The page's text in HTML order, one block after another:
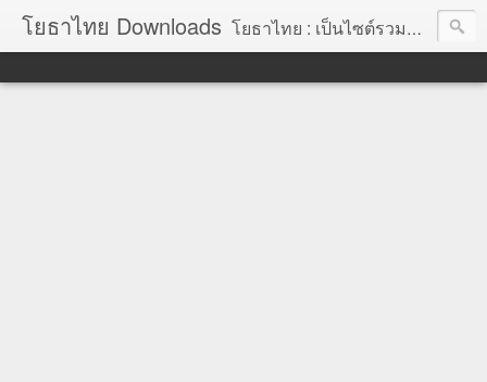
โยธาไทย Downloads โยธาไทย : เป็นไซต์รวมข้อมูลความรู้ สำหรับช่างโยธา นายช่างโยธา วิศวกรโยธา ตลอดจนความรู้สำหรับผู้ที่ปฏิบัติงานในองค์กรปกครองส่วนท้องถิ่น จัดทำโดย นายอภิสิทธิ์ มากสุวรรณ โยธา, โยธาไทย,ช่างโยธา, นายช่างโยธา,วิศวกร, วิศวกรรม, ราคากลาง,หลักเกณฑ์การคำนวณราคากลาง, ราคาวัสดุก่อสร้าง, ราคาพาณิชย์จังหวัด, ค่าขนส่ง, ค่าเสื่อม, ค่าอำนวยการ, ถอดแบบ, ไม้แบบ, วัสดุก่อสร้าง, ค่าแรง, ค่าแรงงาน, ค่าแรงงานคน, ไม้แบบ, การถอดวัสดุ